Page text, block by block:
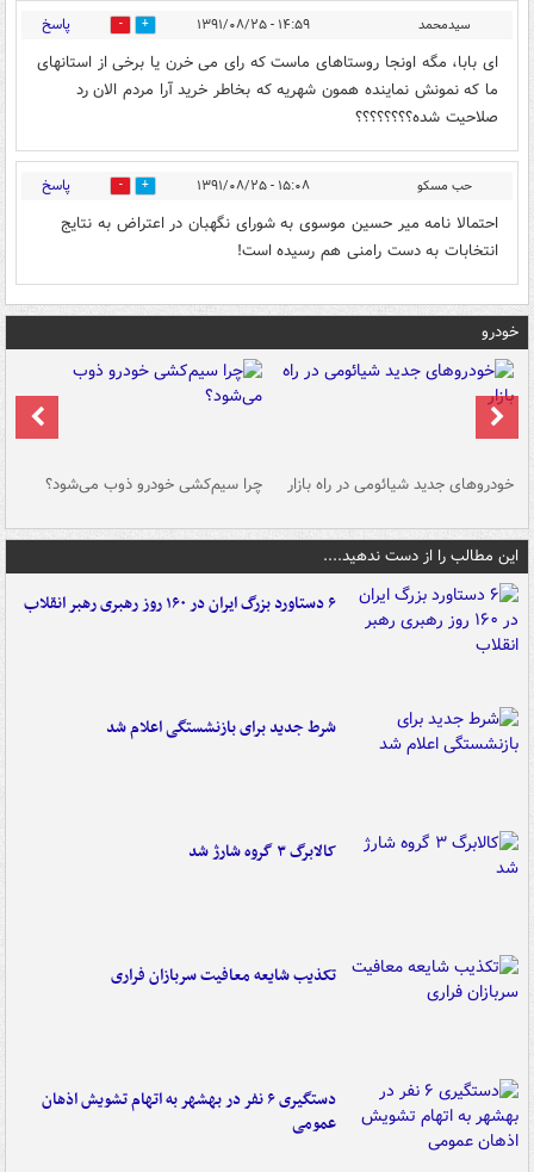
سیدمحمد ۱۴:۵۹ - ۱۳۹۱/۰۸/۲۵ 0 پاسخ
ای بابا، مگه اونجا روستاهای ماست که رای می خرن یا برخی از استانهای
ما که نمونش نماینده همون شهریه که بخاطر خرید آرا مردم الان رد
صلاحیت شده؟؟؟؟؟؟؟؟
حب مسکو ۱۵:۰۸ - ۱۳۹۱/۰۸/۲۵ 0 پاسخ
احتمالا نامه میر حسین موسوی به شورای نگهبان در اعتراض به نتایج
انتخابات به دست رامنی هم رسیده است!
خودرو
خودروهای جدید شیائومی در راه بازار چرا سیم‌کشی خودرو ذوب می‌شود؟
این مطالب را از دست ندهید....
۶ دستاورد بزرگ ایران در ۱۶۰ روز رهبری رهبر انقلاب
شرط جدید برای بازنشستگی اعلام شد
کالابرگ ۳ گروه شارژ شد
تکذیب شایعه معافیت سربازان فراری
دستگیری ۶ نفر در بهشهر به اتهام تشویش اذهان
عمومی